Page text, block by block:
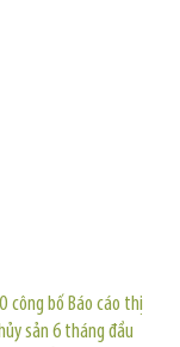
công bố Báo cáo thị
sản 6 tháng đầu